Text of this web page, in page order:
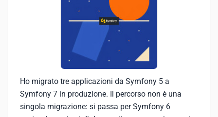
Ho migrato tre applicazioni da Symfony 5 a
Symfony 7 in produzione. Il percorso non è una
singola migrazione: si passa per Symfony 6